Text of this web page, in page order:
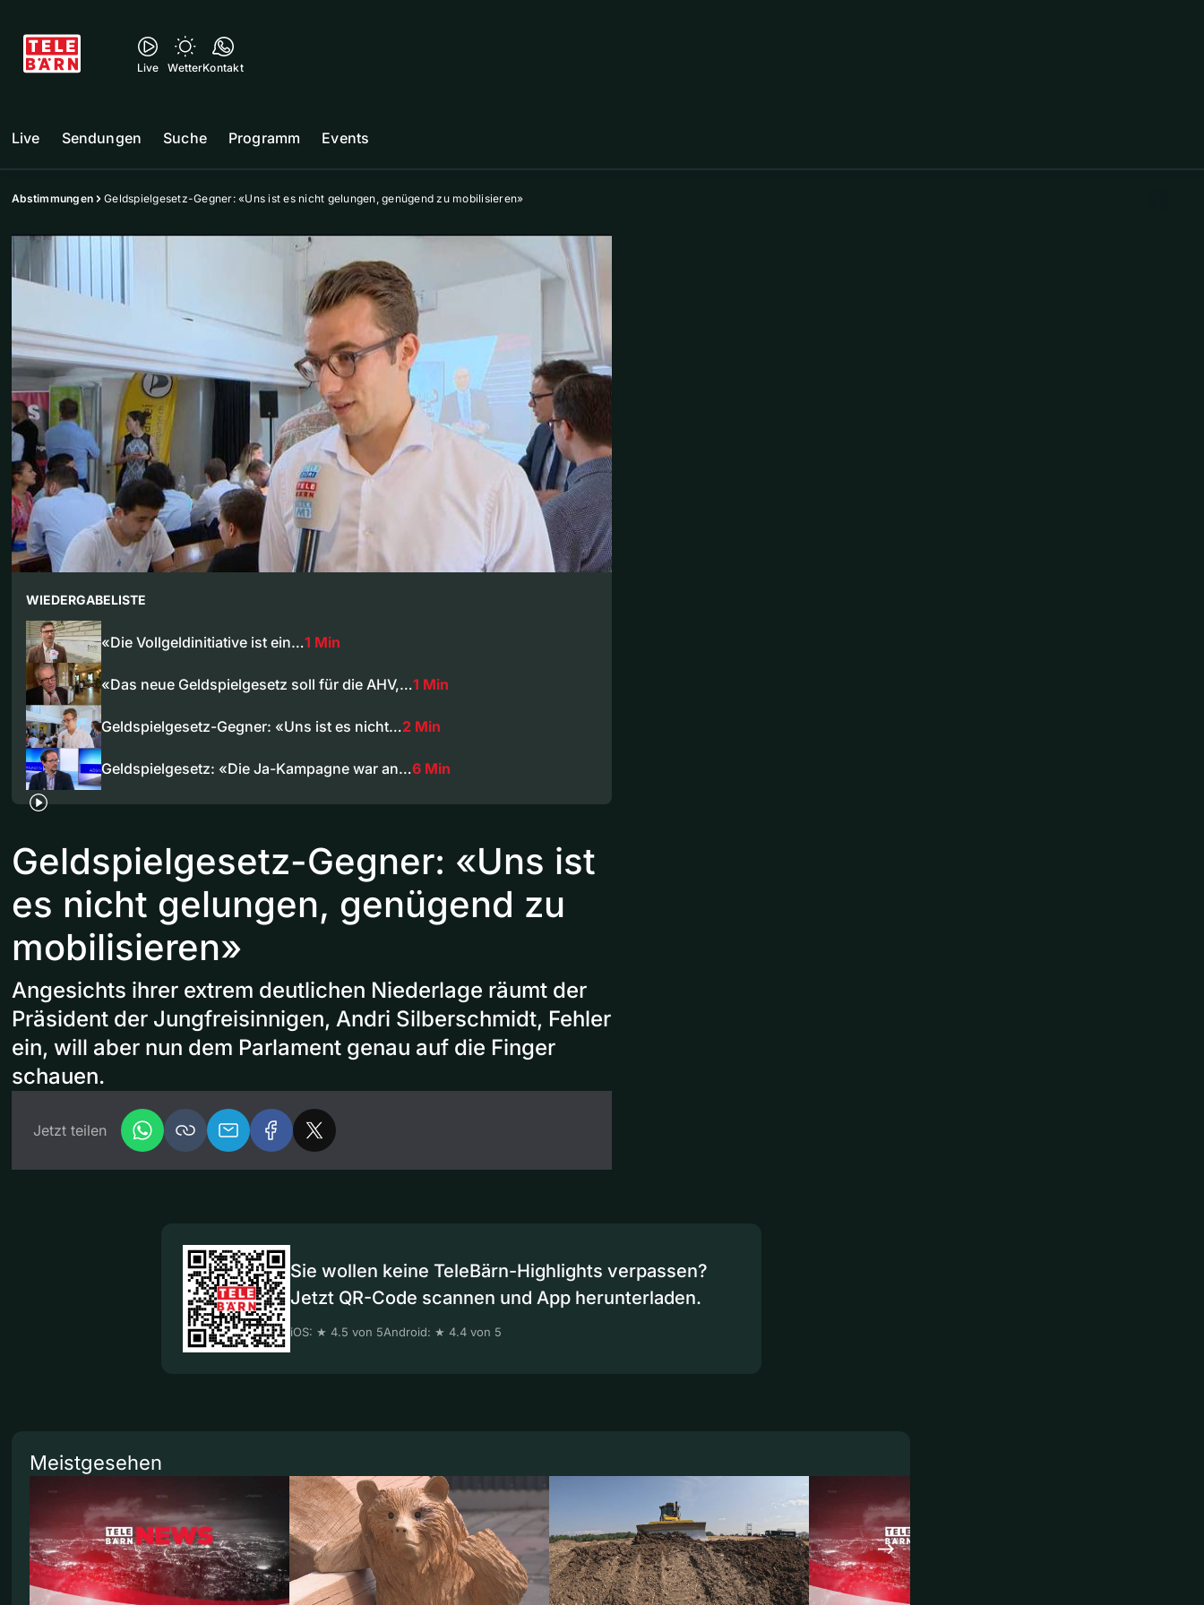
Live WetterKontakt
Live Sendungen Suche Programm Events
Abstimmungen Geldspielgesetz-Gegner: «Uns ist es nicht gelungen, genügend zu mobilisieren»
WIEDERGABELISTE
«Die Vollgeldinitiative ist ein…1 Min
«Das neue Geldspielgesetz soll für die AHV,…1 Min
Geldspielgesetz-Gegner: «Uns ist es nicht…2 Min
Geldspielgesetz: «Die Ja-Kampagne war an…6 Min
Geldspielgesetz-Gegner: «Uns ist
es nicht gelungen, genügend zu
mobilisieren»
Angesichts ihrer extrem deutlichen Niederlage räumt der
Präsident der Jungfreisinnigen, Andri Silberschmidt, Fehler
ein, will aber nun dem Parlament genau auf die Finger
schauen.
Jetzt teilen
Sie wollen keine TeleBärn-Highlights verpassen?
Jetzt QR-Code scannen und App herunterladen.
iOS: ★ 4.5 von 5Android: ★ 4.4 von 5
Meistgesehen